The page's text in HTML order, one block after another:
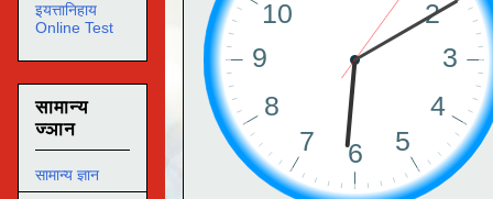
इयत्तानिहाय
Online Test
सामान्य
ज्ञान
सामान्य ज्ञान